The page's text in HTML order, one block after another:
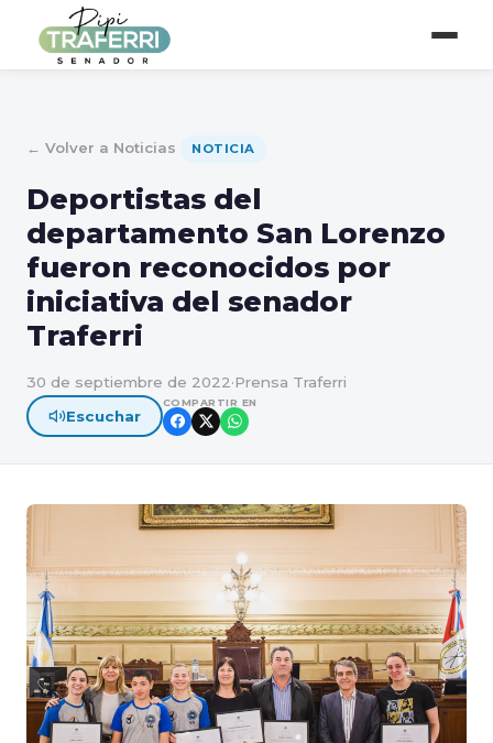
← Volver a Noticias NOTICIA
Deportistas del
departamento San Lorenzo
fueron reconocidos por
iniciativa del senador
Traferri
30 de septiembre de 2022·Prensa Traferri
Escuchar
COMPARTIR EN